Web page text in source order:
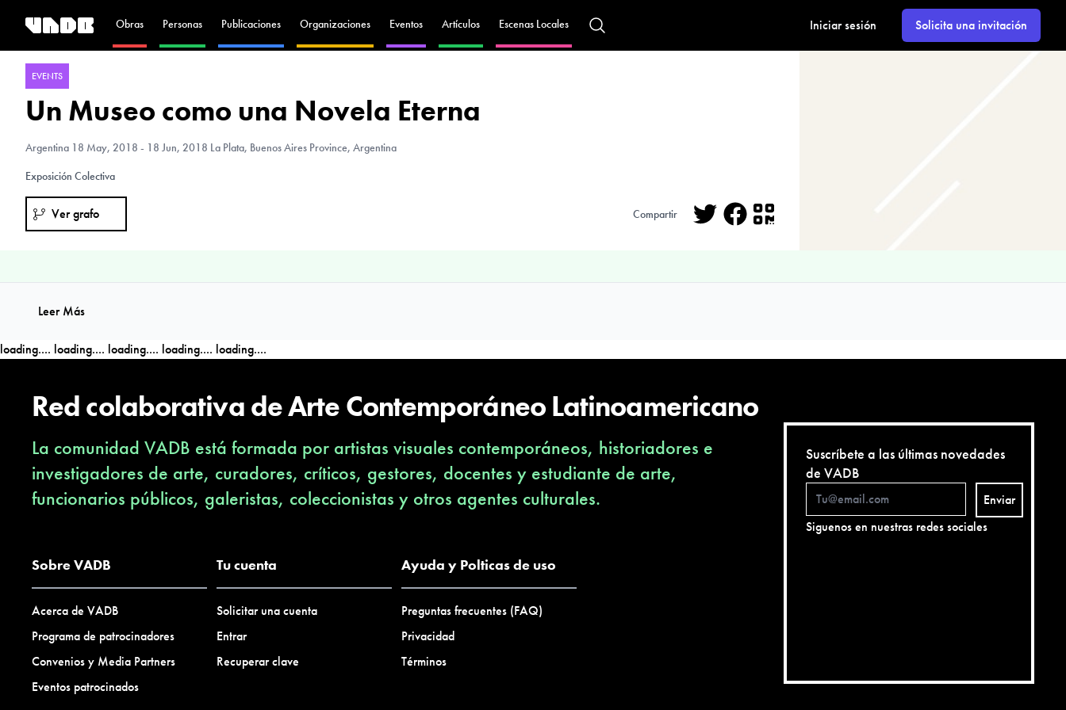
Obras Personas Publicaciones Organizaciones Eventos Artículos Escenas Locales Iniciar sesión Solicita una invitación
EVENTS
Un Museo como una Novela Eterna
Argentina 18 May, 2018 - 18 Jun, 2018 La Plata, Buenos Aires Province, Argentina
Exposición Colectiva
Ver grafo Compartir
Leer Más
loading.... loading.... loading.... loading.... loading....
Red colaborativa de Arte Contemporáneo Latinoamericano
La comunidad VADB está formada por artistas visuales contemporáneos, historiadores e
investigadores de arte, curadores, críticos, gestores, docentes y estudiante de arte,
funcionarios públicos, galeristas, coleccionistas y otros agentes culturales.
Sobre VADB
Acerca de VADB
Programa de patrocinadores
Convenios y Media Partners
Eventos patrocinados
Tu cuenta
Solicitar una cuenta
Entrar
Recuperar clave
Ayuda y Polticas de uso
Preguntas frecuentes (FAQ)
Privacidad
Términos
Suscríbete a las últimas novedades
de VADB
Enviar
Siguenos en nuestras redes sociales